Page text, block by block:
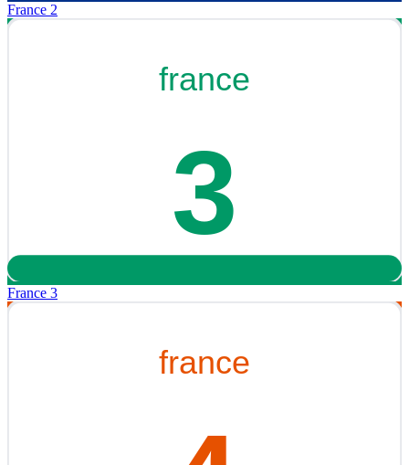
France 2
France 3